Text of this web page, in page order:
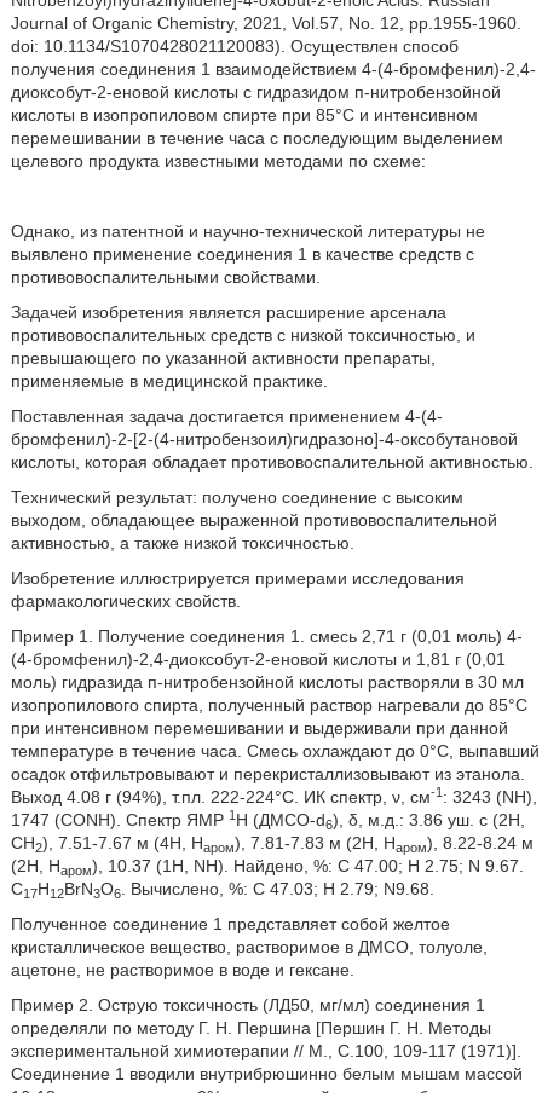
Journal of Organic Chemistry, 2021, Vol.57, No. 12, pp.1955-1960.
doi: 10.1134/S1070428021120083). Осуществлен способ
получения соединения 1 взаимодействием 4-(4-бромфенил)-2,4-
диоксобут-2-еновой кислоты с гидразидом п-нитробензойной
кислоты в изопропиловом спирте при 85°С и интенсивном
перемешивании в течение часа с последующим выделением
целевого продукта известными методами по схеме:
Однако, из патентной и научно-технической литературы не
выявлено применение соединения 1 в качестве средств с
противовоспалительными свойствами.
Задачей изобретения является расширение арсенала
противовоспалительных средств с низкой токсичностью, и
превышающего по указанной активности препараты,
применяемые в медицинской практике.
Поставленная задача достигается применением 4-(4-
бромфенил)-2-[2-(4-нитробензоил)гидразоно]-4-оксобутановой
кислоты, которая обладает противовоспалительной активностью.
Технический результат: получено соединение с высоким
выходом, обладающее выраженной противовоспалительной
активностью, а также низкой токсичностью.
Изобретение иллюстрируется примерами исследования
фармакологических свойств.
Пример 1. Получение соединения 1. смесь 2,71 г (0,01 моль) 4-
(4-бромфенил)-2,4-диоксобут-2-еновой кислоты и 1,81 г (0,01
моль) гидразида п-нитробензойной кислоты растворяли в 30 мл
изопропилового спирта, полученный раствор нагревали до 85°С
при интенсивном перемешивании и выдерживали при данной
температуре в течение часа. Смесь охлаждают до 0°С, выпавший
осадок отфильтровывают и перекристаллизовывают из этанола.
Выход 4.08 г (94%), т.пл. 222-224°С. ИК спектр, ν, см-1: 3243 (NH),
1747 (CONH). Спектр ЯМР 1Н (ДМСО-d6), δ, м.д.: 3.86 уш. с (2Н,
СН2), 7.51-7.67 м (4Н, Наром), 7.81-7.83 м (2Н, Наром), 8.22-8.24 м
(2Н, Hapoм), 10.37 (1H, NH). Найдено, %: С 47.00; Н 2.75; N 9.67.
C17H12BrN3O6. Вычислено, %: С 47.03; Н 2.79; N9.68.
Полученное соединение 1 представляет собой желтое
кристаллическое вещество, растворимое в ДМСО, толуоле,
ацетоне, не растворимое в воде и гексане.
Пример 2. Острую токсичность (ЛД50, мг/мл) соединения 1
определяли по методу Г. Н. Першина [Першин Г. Н. Методы
экспериментальной химиотерапии // М., С.100, 109-117 (1971)].
Соединение 1 вводили внутрибрюшинно белым мышам массой